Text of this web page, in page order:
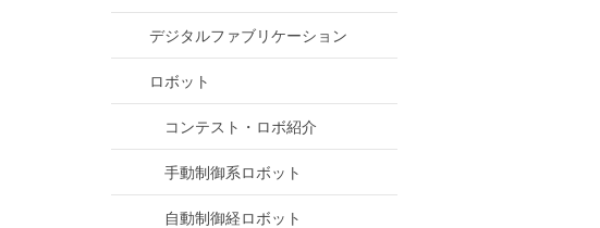
デジタルファブリケーション
ロボット
コンテスト・ロボ紹介
手動制御系ロボット
自動制御経ロボット